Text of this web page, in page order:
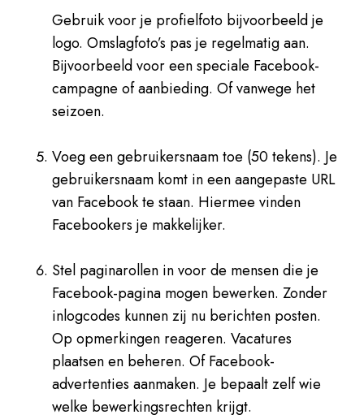
Gebruik voor je profielfoto bijvoorbeeld je
logo. Omslagfoto’s pas je regelmatig aan.
Bijvoorbeeld voor een speciale Facebook-
campagne of aanbieding. Of vanwege het
seizoen.
Voeg een gebruikersnaam toe (50 tekens). Je
gebruikersnaam komt in een aangepaste URL
van Facebook te staan. Hiermee vinden
Facebookers je makkelijker.
Stel paginarollen in voor de mensen die je
Facebook-pagina mogen bewerken. Zonder
inlogcodes kunnen zij nu berichten posten.
Op opmerkingen reageren. Vacatures
plaatsen en beheren. Of Facebook-
advertenties aanmaken. Je bepaalt zelf wie
welke bewerkingsrechten krijgt.